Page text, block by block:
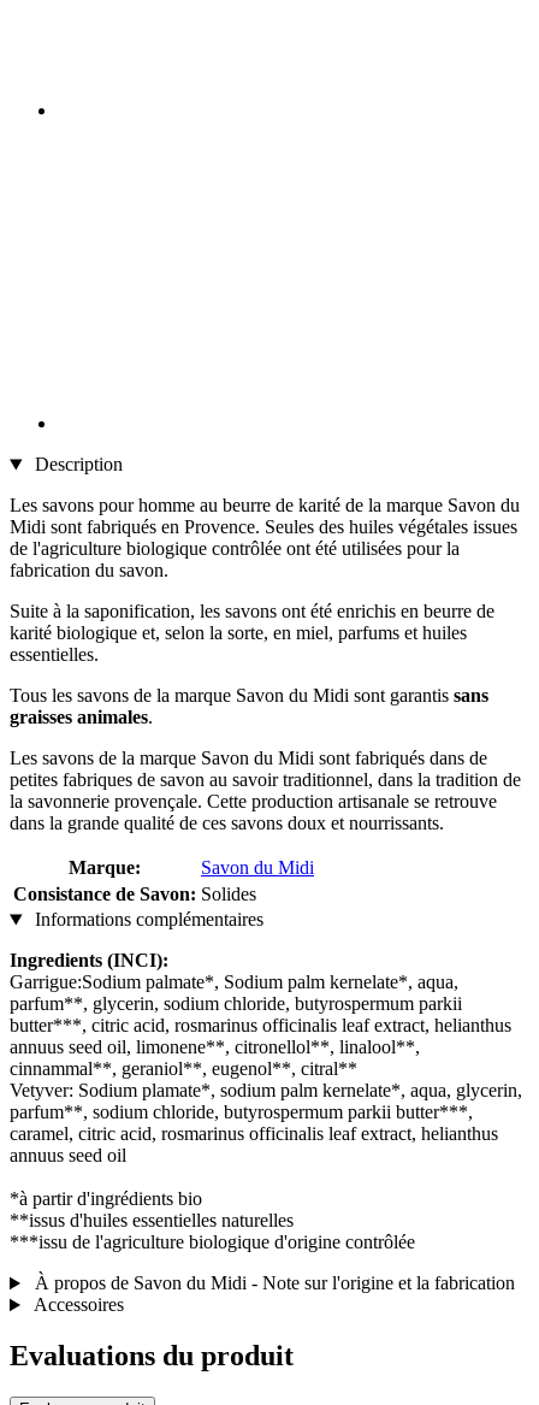
Description
Les savons pour homme au beurre de karité de la marque Savon du
Midi sont fabriqués en Provence. Seules des huiles végétales issues
de l'agriculture biologique contrôlée ont été utilisées pour la
fabrication du savon.
Suite à la saponification, les savons ont été enrichis en beurre de
karité biologique et, selon la sorte, en miel, parfums et huiles
essentielles.
Tous les savons de la marque Savon du Midi sont garantis sans
graisses animales.
Les savons de la marque Savon du Midi sont fabriqués dans de
petites fabriques de savon au savoir traditionnel, dans la tradition de
la savonnerie provençale. Cette production artisanale se retrouve
dans la grande qualité de ces savons doux et nourrissants.
Marque:
Savon du Midi
Consistance de Savon: Solides
Informations complémentaires
Ingredients (INCI):
Garrigue:Sodium palmate*, Sodium palm kernelate*, aqua,
parfum**, glycerin, sodium chloride, butyrospermum parkii
butter***, citric acid, rosmarinus officinalis leaf extract, helianthus
annuus seed oil, limonene**, citronellol**, linalool**,
cinnammal**, geraniol**, eugenol**, citral**
Vetyver: Sodium plamate*, sodium palm kernelate*, aqua, glycerin,
parfum**, sodium chloride, butyrospermum parkii butter***,
caramel, citric acid, rosmarinus officinalis leaf extract, helianthus
annuus seed oil
*à partir d'ingrédients bio
**issus d'huiles essentielles naturelles
***issu de l'agriculture biologique d'origine contrôlée
À propos de Savon du Midi - Note sur l'origine et la fabrication
Accessoires
Evaluations du produit